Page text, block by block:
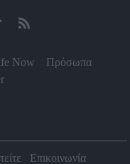
Now
Πρόσωπα
Επικοινωνία